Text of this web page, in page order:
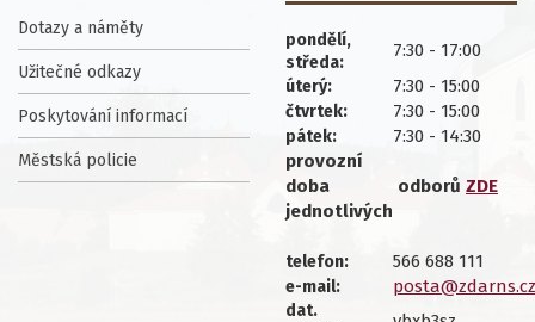
Dotazy a náměty
Užitečné odkazy
Poskytování informací
Městská policie
pondělí,
středa:
7:30 - 17:00
úterý: 7:30 - 15:00
čtvrtek: 7:30 - 15:00
pátek:
7:30 - 14:30
provozní
doba
jednotlivých
odborů ZDE
telefon: 566 688 111
e-mail: posta@zdarns.cz
dat.